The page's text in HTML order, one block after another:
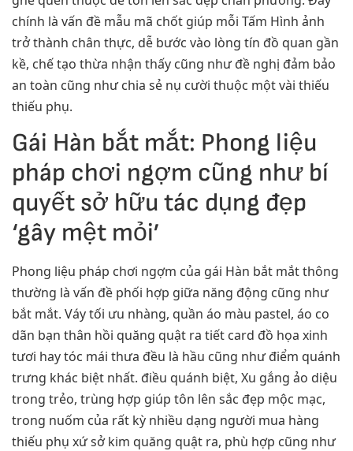
chính là vấn đề mẫu mã chốt giúp mỗi Tấm Hình ảnh
trở thành chân thực, dễ bước vào lòng tín đồ quan gần
kề, chế tạo thừa nhận thấy cũng như đề nghị đảm bảo
an toàn cũng như chia sẻ nụ cười thuộc một vài thiếu
thiếu phụ.
Gái Hàn bắt mắt: Phong liệu
pháp chơi ngợm cũng như bí
quyết sở hữu tác dụng đẹp
‘gây mệt mỏi’
Phong liệu pháp chơi ngợm của gái Hàn bắt mắt thông
thường là vấn đề phối hợp giữa năng động cũng như
bắt mắt. Váy tối ưu nhàng, quần áo màu pastel, áo co
dãn bạn thân hồi quăng quật ra tiết card đồ họa xinh
tươi hay tóc mái thưa đều là hầu cũng như điểm quánh
trưng khác biệt nhất. điều quánh biệt, Xu gắng ảo diệu
trong trẻo, trùng hợp giúp tôn lên sắc đẹp mộc mạc,
trong nuốm của rất kỳ nhiều dạng người mua hàng
thiếu phụ xứ sở kim quăng quật ra, phù hợp cũng như